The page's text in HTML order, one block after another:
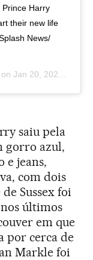
Prince Harry
their new life
News/
Jan 20, 2020 at 3:26pm PST
saiu pela
gorro azul,
e jeans,
com dois
Sussex foi
últimos
em que
por cerca de
Markle foi